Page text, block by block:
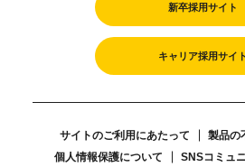
新卒採用サイト
キャリア採用サイト
サイトのご利用にあたって
製品の
個人情報保護について
SNSコミュ